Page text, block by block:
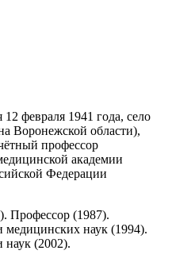
12 февраля 1941 года, село
Воронежской области),
профессор
академии
Федерации
Профессор (1987).
наук (1994).
(2002).